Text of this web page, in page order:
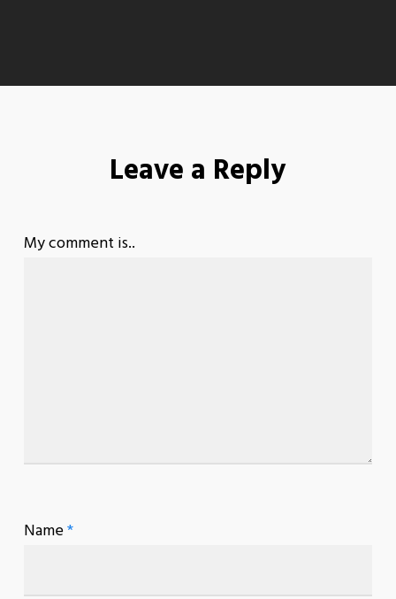
Leave a Reply
My comment is..
Name*